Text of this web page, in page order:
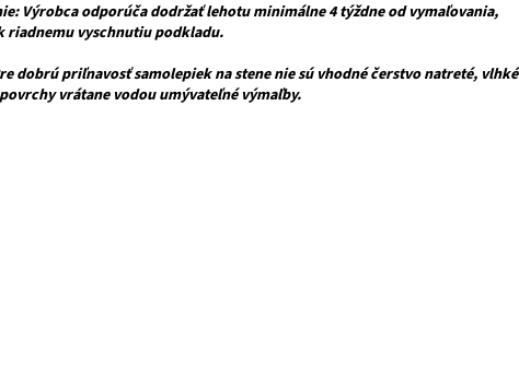
Výrobca odporúča dodržať lehotu minimálne 4 týždne od vymaľovania,
riadnemu vyschnutiu podkladu.
priľnavosť samolepiek na stene nie sú vhodné čerstvo natreté, vlhké
vrátane vodou umývateľné výmaľby.